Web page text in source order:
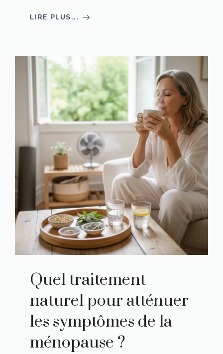
LIRE PLUS...
Quel traitement
naturel pour atténuer
les symptômes de la
ménopause ?